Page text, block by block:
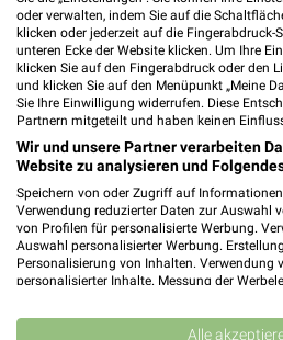
Stadtplatz 13
83278 Traunstein
Heute 09:00 - 19:00
519,88 km
Tchibo Filiale mit
Schrannenplatz 6
85435 Erding
Heute 09:00 - 18:00
oder verwalten, indem Sie auf die
klicken oder jederzeit auf die Fingerabdruck-
unteren Ecke der Website klicken. Um Ihre
klicken Sie auf den Fingerabdruck oder den
und klicken Sie auf den Menüpunkt „Meine
Sie Ihre Einwilligung widerrufen. Diese
Partnern mitgeteilt und haben keinen
Wir und unsere Partner verarbeiten
Website zu analysieren und
Speichern von oder Zugriff auf
Verwendung reduzierter Daten zur Auswahl
von Profilen für personalisierte Werbung.
Auswahl personalisierter Werbung.
Personalisierung von Inhalten. Verwendung
personalisierter Inhalte. Messung der
Kombinationen von Daten aus
Verbesserung der Angebote. Verwendung
Alle